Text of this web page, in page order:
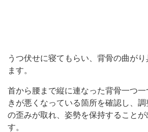
うつ伏せに寝てもらい、背骨の曲が
ます。
首から腰まで縦に連なった背骨一つ
きが悪くなっている箇所を確認し、
の歪みが取れ、姿勢を保持することが
す。